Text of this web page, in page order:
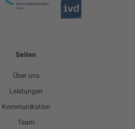
Seiten
Über uns
Leistungen
Kommunikation
Team